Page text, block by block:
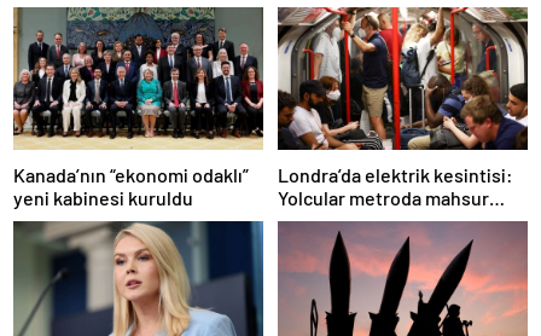
Kanada’nın “ekonomi odaklı”
yeni kabinesi kuruldu
Londra’da elektrik kesintisi:
Yolcular metroda mahsur
kaldı